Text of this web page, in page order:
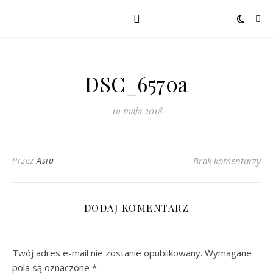
DSC_6570a
19 maja 2018
PrzezAsia Brak komentarzy
DODAJ KOMENTARZ
Twój adres e-mail nie zostanie opublikowany. Wymagane
pola są oznaczone *